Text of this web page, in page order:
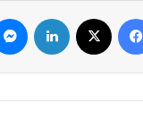
فيسبوك لينكدإن